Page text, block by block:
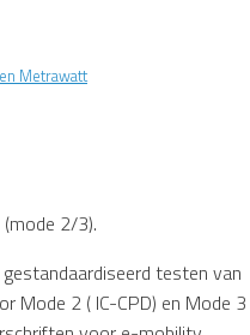
Metrawatt
2/3).
testen van
Mode 2 ( IC-CPD) en Mode 3